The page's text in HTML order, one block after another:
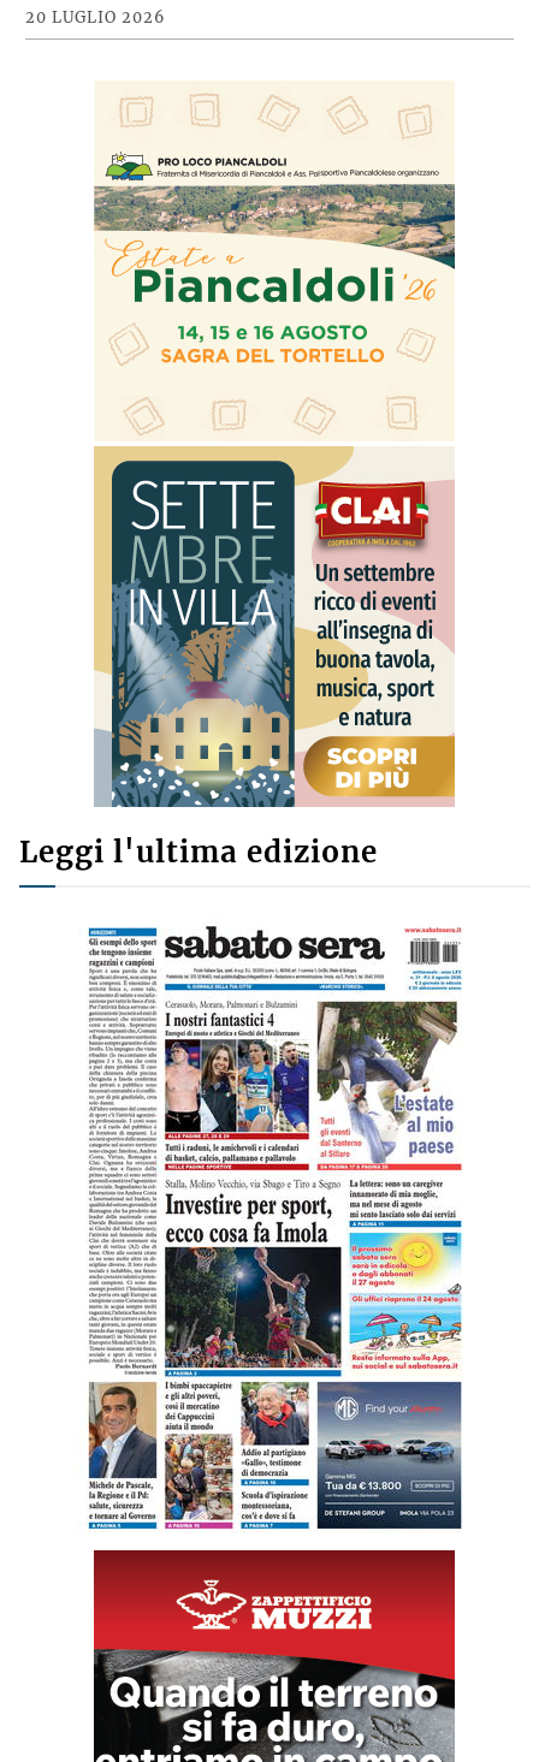
20 LUGLIO 2026
Leggi l'ultima edizione